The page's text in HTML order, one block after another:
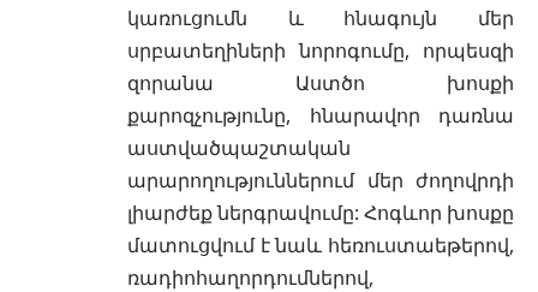
կառուցումն և հնագույն մեր
սրբատեղիների նորոգումը, որպեսզի
զորանա Աստծո խոսքի
քարոզչությունը, հնարավոր դառնա
աստվածպաշտական
արարողություններում մեր ժողովրդի
լիարժեք ներգրավումը: Հոգևոր խոսքը
մատուցվում է նաև հեռուստաեթերով,
ռադիոհաղորդումներով,